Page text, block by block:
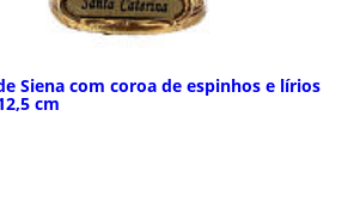
Siena com coroa de espinhos e lírios
cm